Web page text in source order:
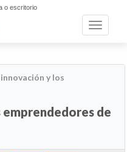
o escritorio
Toggle
y los
emprendedores de